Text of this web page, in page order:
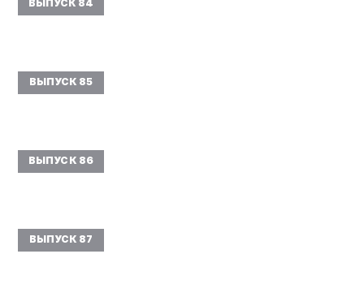
ВЫПУСК 84
ВЫПУСК 85
ВЫПУСК 86
ВЫПУСК 87